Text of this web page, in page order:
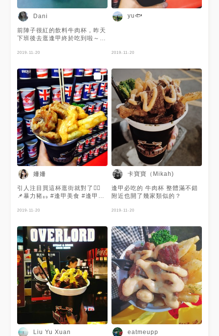
Dani
前陣子很紅的飲料牛肉杯，昨天
下班後去逛逢甲終於吃到啦～邊
肉處理的超級嫩，飲料跟肉也可
蘭莎朗$120 - 🚩Overlord
Taichung 📮台中市福星路550
號 ⏰平日17:00-0:30/六日
16:30-1:00
2019-11-20
yu🐟
2019-11-20
姍姍
引人注目買這杯逛街就對了👍🏻
📌暴力豬₈₉ #逢甲美食 #逢甲店
的一手掌握 #Taichungfood
牛 #美人雞 #驚奇薯 #招牌醬
#pork #beef #chicken #姗の
食道楽
2019-11-20
卡寶寶（Mikah)
逢甲必吃的 牛肉杯 整體滿不錯
附近也開了幾家類似的？
2019-11-20
Liu Yu Xuan eatmeupp